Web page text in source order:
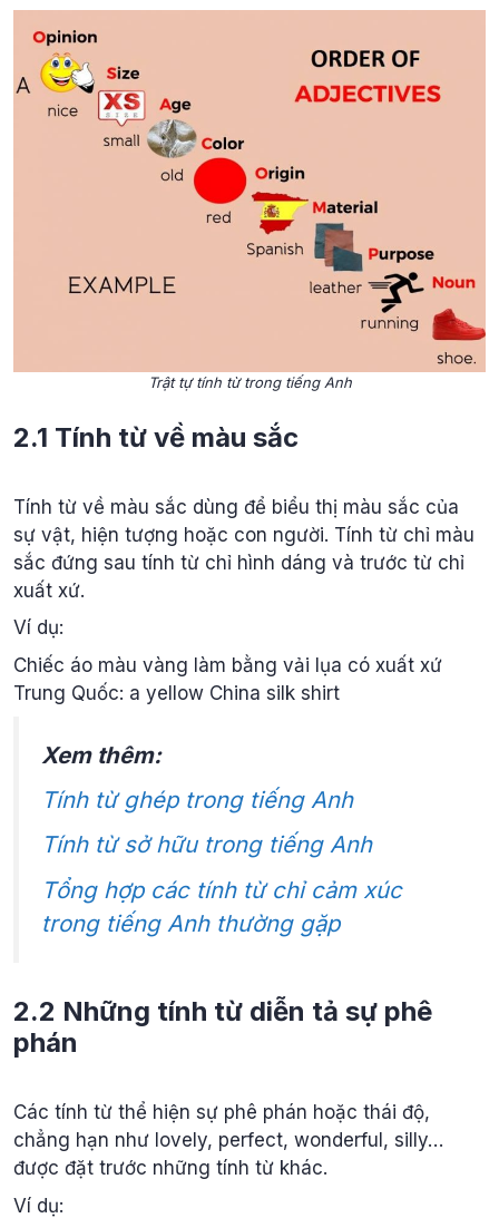
Trật tự tính từ trong tiếng Anh
2.1 Tính từ về màu sắc
Tính từ về màu sắc dùng để biểu thị màu sắc của
sự vật, hiện tượng hoặc con người. Tính từ chỉ màu
sắc đứng sau tính từ chỉ hình dáng và trước từ chỉ
xuất xứ.
Ví dụ:
Chiếc áo màu vàng làm bằng vải lụa có xuất xứ
Trung Quốc: a yellow China silk shirt
Xem thêm:
Tính từ ghép trong tiếng Anh
Tính từ sở hữu trong tiếng Anh
Tổng hợp các tính từ chỉ cảm xúc
trong tiếng Anh thường gặp
2.2 Những tính từ diễn tả sự phê
phán
Các tính từ thể hiện sự phê phán hoặc thái độ,
chẳng hạn như lovely, perfect, wonderful, silly…
được đặt trước những tính từ khác.
Ví dụ: